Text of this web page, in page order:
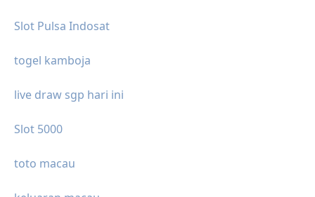
Slot Pulsa Indosat
togel kamboja
live draw sgp hari ini
Slot 5000
toto macau